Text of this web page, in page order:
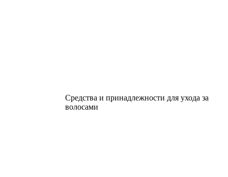
Средства и принадлежности для ухода за
волосами